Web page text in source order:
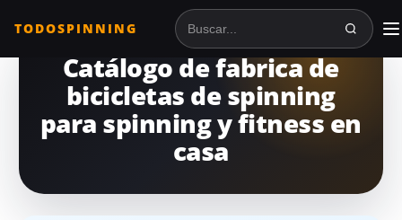
TODOSPINNING Buscar en TodoSpinning
Catálogo de fabrica de
bicicletas de spinning
para spinning y fitness en
casa